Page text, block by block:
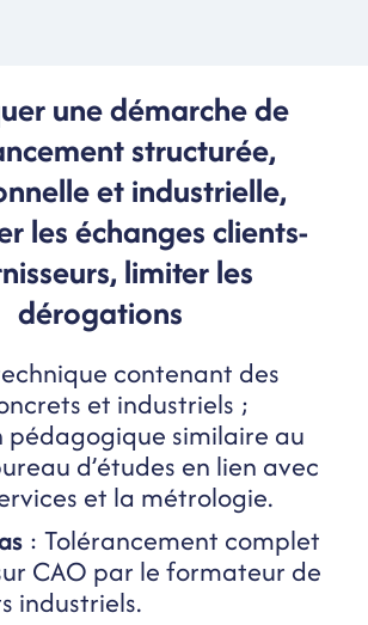
une démarche de
structurée,
et industrielle,
les échanges clients-
limiter les
dérogations
contenant des
et industriels ;
pédagogique similaire au
d’études en lien avec
et la métrologie.
: Tolérancement complet
CAO par le formateur de
industriels.